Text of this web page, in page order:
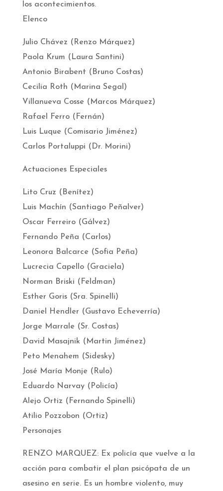
los acontecimientos.
Elenco
Julio Chávez (Renzo Márquez)
Paola Krum (Laura Santini)
Antonio Birabent (Bruno Costas)
Cecilia Roth (Marina Segal)
Villanueva Cosse (Marcos Márquez)
Rafael Ferro (Fernán)
Luis Luque (Comisario Jiménez)
Carlos Portaluppi (Dr. Morini)
Actuaciones Especiales
Lito Cruz (Benítez)
Luis Machín (Santiago Peñalver)
Oscar Ferreiro (Gálvez)
Fernando Peña (Carlos)
Leonora Balcarce (Sofia Peña)
Lucrecia Capello (Graciela)
Norman Briski (Feldman)
Esther Goris (Sra. Spinelli)
Daniel Hendler (Gustavo Echeverría)
Jorge Marrale (Sr. Costas)
David Masajnik (Martin Jiménez)
Peto Menahem (Sidesky)
José María Monje (Rulo)
Eduardo Narvay (Policía)
Alejo Ortiz (Fernando Spinelli)
Atilio Pozzobon (Ortiz)
Personajes
RENZO MARQUEZ: Ex policía que vuelve a la
acción para combatir el plan psicópata de un
asesino en serie. Es un hombre violento, muy